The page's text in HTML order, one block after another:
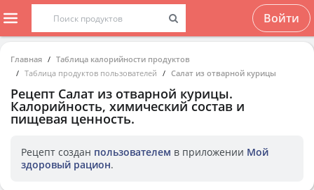
Войти
Главная
Таблица калорийности продуктов
Таблица продуктов пользователей
Салат из отварной курицы
Рецепт Салат из отварной курицы.
Калорийность, химический состав и
пищевая ценность.
Рецепт создан пользователем в приложении Мой
здоровый рацион.